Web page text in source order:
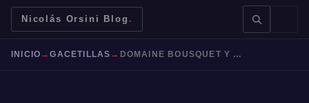
Nicolás Orsini Blog .
INICIO →GACETILLAS → DOMAINE BOUSQUET Y SUS PROPUESTAS DE TURISMO